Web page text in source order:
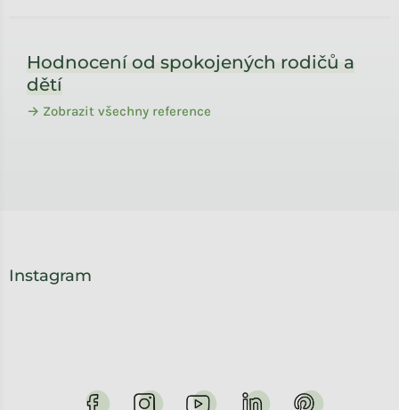
Hodnocení od spokojených rodičů a
dětí
→ Zobrazit všechny reference
Instagram